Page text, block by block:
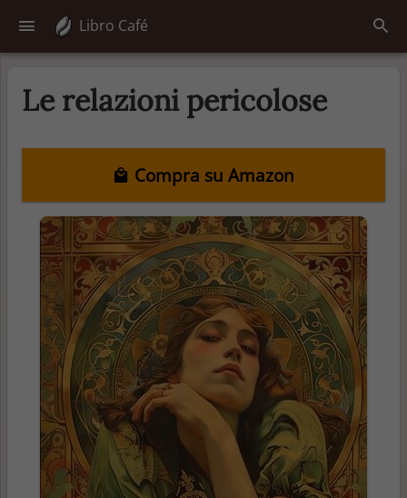
Libro Café
Le relazioni pericolose
Compra su Amazon